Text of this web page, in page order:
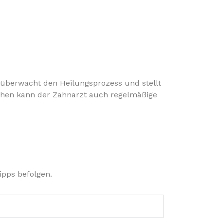
den Heilungsprozess und stellt
kann der Zahnarzt auch regelmäßige
befolgen.